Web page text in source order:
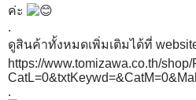
ค่ะ
.
ดูสินค้าทั้งหมดเพิ่มเติมได้ที่
https://www.tomizawa.co.th/
.